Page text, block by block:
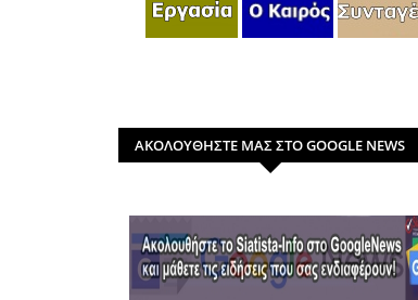
ΑΚΟΛΟΥΘΗΣΤΕ ΜΑΣ ΣΤΟ GOOGLE NEWS